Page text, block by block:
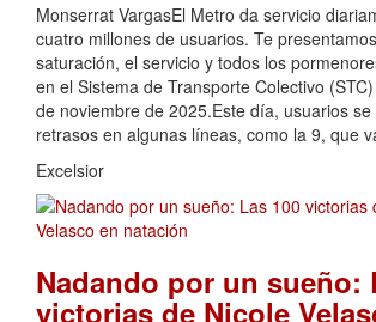
Monserrat VargasEl Metro da servicio
cuatro millones de usuarios. Te
saturación, el servicio y todos los
en el Sistema de Transporte Colectivo
de noviembre de 2025.Este día, usuarios
retrasos en algunas líneas, como la 9, que
Excelsior
Nadando por un sueño:
victorias de Nicole